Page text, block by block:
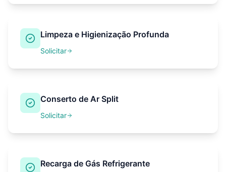
Limpeza e Higienização Profunda
Solicitar
Conserto de Ar Split
Solicitar
Recarga de Gás Refrigerante